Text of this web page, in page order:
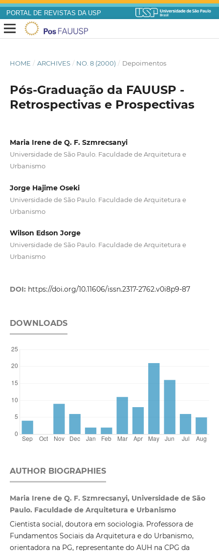
PORTAL DE REVISTAS DA USP
HOME / ARCHIVES / NO. 8 (2000) / Depoimentos
Pós-Graduação da FAUUSP -
Retrospectivas e Prospectivas
Maria Irene de Q. F. Szmrecsanyi
Universidade de São Paulo. Faculdade de Arquitetura e
Urbanismo
Jorge Hajime Oseki
Universidade de São Paulo. Faculdade de Arquitetura e
Urbanismo
Wilson Edson Jorge
Universidade de São Paulo. Faculdade de Arquitetura e
Urbanismo
DOI: https://doi.org/10.11606/issn.2317-2762.v0i8p9-87
DOWNLOADS
AUTHOR BIOGRAPHIES
Maria Irene de Q. F. Szmrecsanyi, Universidade de São
Paulo. Faculdade de Arquitetura e Urbanismo
Cientista social, doutora em sociologia. Professora de
Fundamentos Sociais da Arquitetura e do Urbanismo,
orientadora na PG, representante do AUH na CPG da